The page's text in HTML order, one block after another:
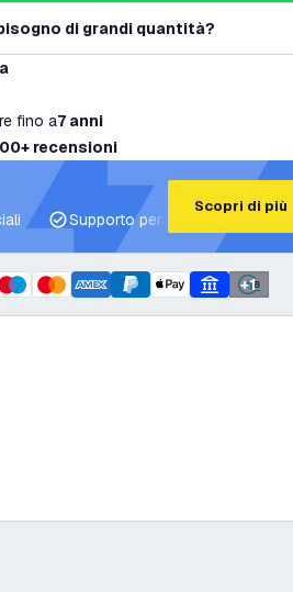
di grandi quantità?
fino a7 anni
recensioni
Supporto per progetti e piani di
Scopri di più
+1